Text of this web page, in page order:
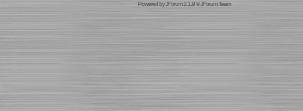
Powered byJForum 2.1.9©JForum Team